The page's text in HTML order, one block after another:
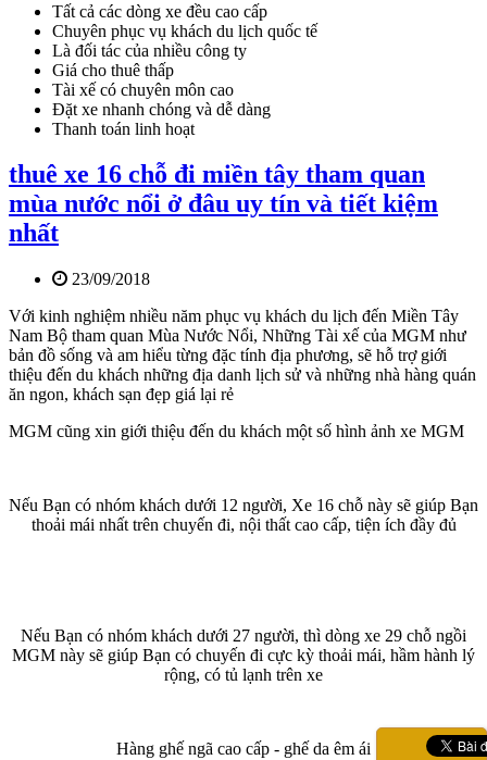
Tất cả các dòng xe đều cao cấp
Chuyên phục vụ khách du lịch quốc tế
Là đối tác của nhiều công ty
Giá cho thuê thấp
Tài xế có chuyên môn cao
Đặt xe nhanh chóng và dễ dàng
Thanh toán linh hoạt
thuê xe 16 chỗ đi miền tây tham quan
mùa nước nổi ở đâu uy tín và tiết kiệm
nhất
23/09/2018
Với kinh nghiệm nhiều năm phục vụ khách du lịch đến Miền Tây
Nam Bộ tham quan Mùa Nước Nổi, Những Tài xế của MGM như
bản đồ sống và am hiểu từng đặc tính địa phương, sẽ hỗ trợ giới
thiệu đến du khách những địa danh lịch sử và những nhà hàng quán
ăn ngon, khách sạn đẹp giá lại rẻ
MGM cũng xin giới thiệu đến du khách một số hình ảnh xe MGM
Nếu Bạn có nhóm khách dưới 12 người, Xe 16 chỗ này sẽ giúp Bạn
thoải mái nhất trên chuyến đi, nội thất cao cấp, tiện ích đầy đủ
Nếu Bạn có nhóm khách dưới 27 người, thì dòng xe 29 chỗ ngồi
MGM này sẽ giúp Bạn có chuyến đi cực kỳ thoải mái, hầm hành lý
rộng, có tủ lạnh trên xe
Hàng ghế ngã cao cấp - ghế da êm ái